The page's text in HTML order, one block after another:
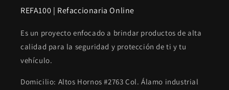
REFA100 | Refaccionaria Online
Es un proyecto enfocado a brindar productos de alta
calidad para la seguridad y protección de ti y tu
vehículo.
Domicilio: Altos Hornos #2763 Col. Álamo industrial